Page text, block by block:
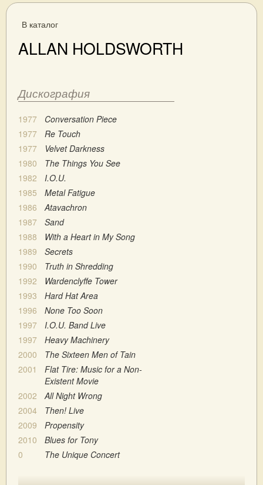
В каталог
ALLAN HOLDSWORTH
Дискография
1977
Conversation Piece
1977
Re Touch
1977
Velvet Darkness
1980
The Things You See
1982
I.O.U.
1985
Metal Fatigue
1986
Atavachron
1987
Sand
1988
With a Heart in My Song
1989
Secrets
1990
Truth in Shredding
1992
Wardenclyffe Tower
1993
Hard Hat Area
1996
None Too Soon
1997
I.O.U. Band Live
1997
Heavy Machinery
2000
The Sixteen Men of Tain
2001
Flat Tire: Music for a Non-
Existent Movie
2002
All Night Wrong
2004
Then! Live
2009
Propensity
2010
Blues for Tony
0
The Unique Concert